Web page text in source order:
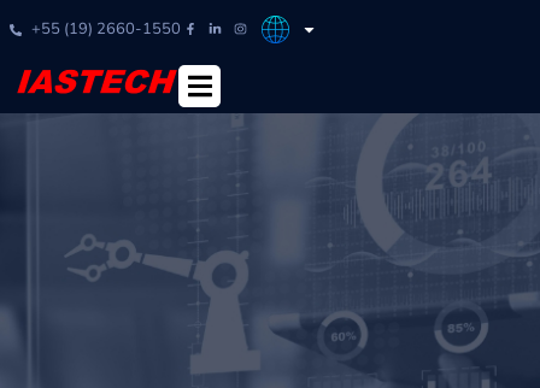
+55 (19) 2660-1550